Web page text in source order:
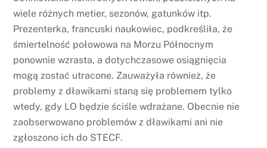
wiele różnych metier, sezonów, gatunków itp.
Prezenterka, francuski naukowiec, podkreśliła, że
śmiertelność połowowa na Morzu Północnym
ponownie wzrasta, a dotychczasowe osiągnięcia
mogą zostać utracone. Zauważyła również, że
problemy z dławikami staną się problemem tylko
wtedy, gdy LO będzie ściśle wdrażane. Obecnie nie
zaobserwowano problemów z dławikami ani nie
zgłoszono ich do STECF.